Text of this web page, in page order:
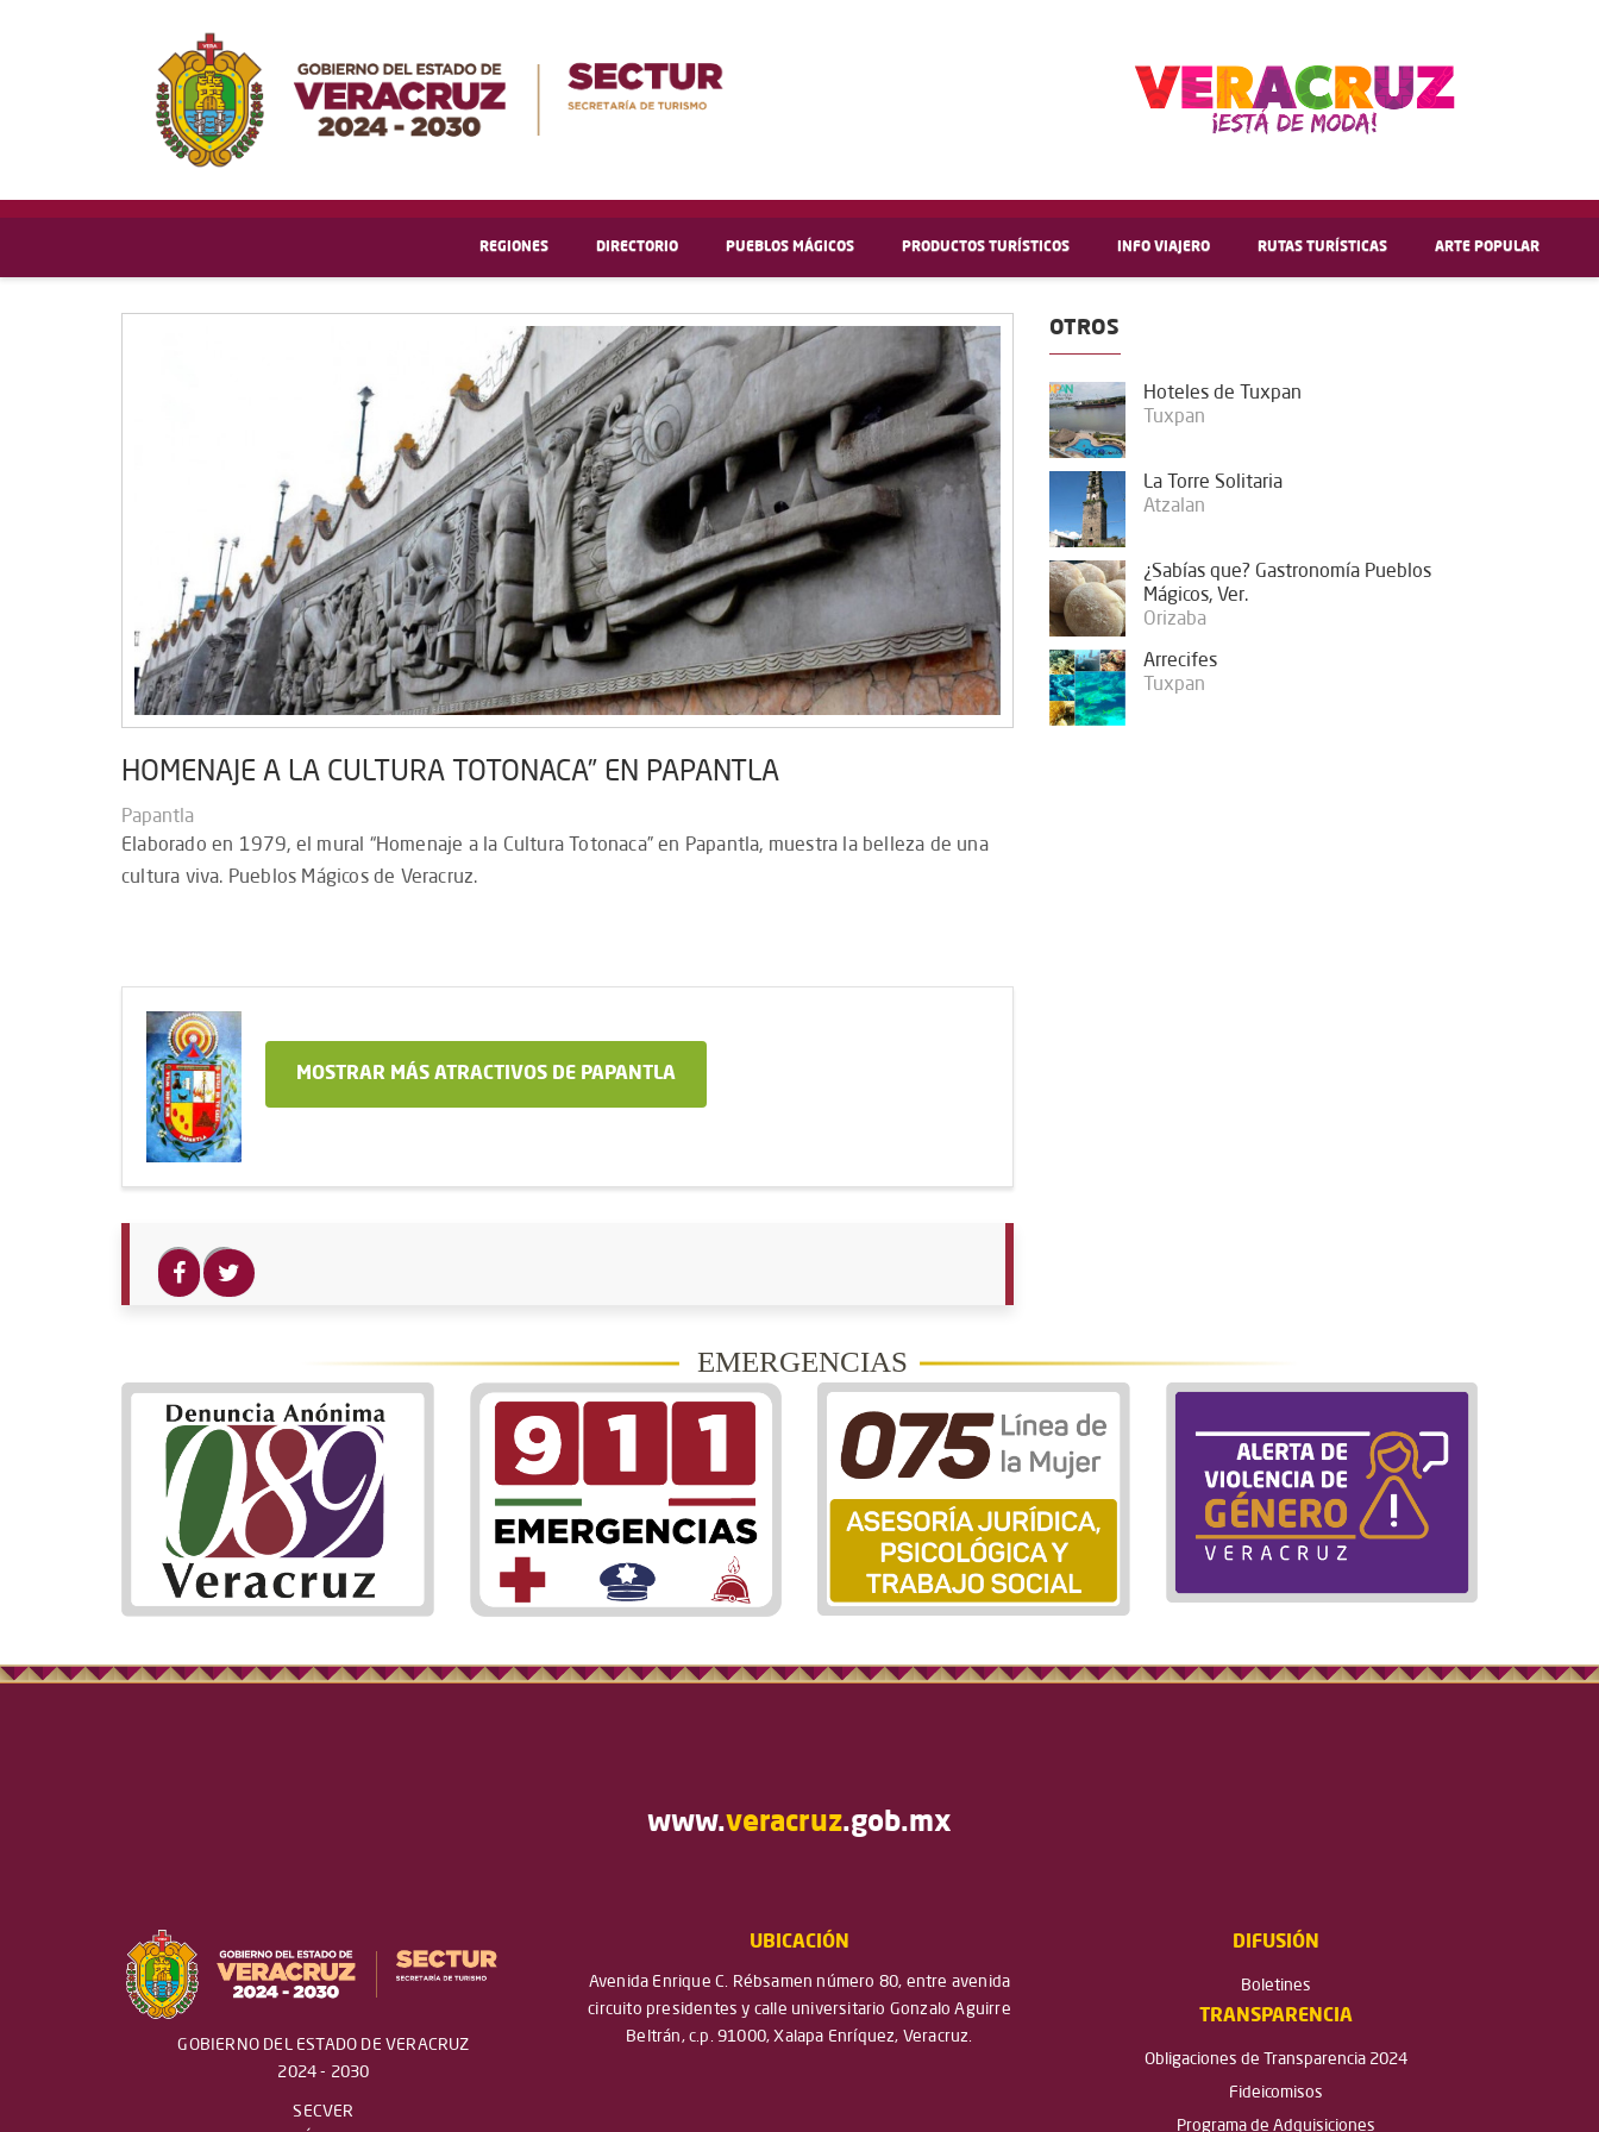
REGIONES DIRECTORIO PUEBLOS MÁGICOS PRODUCTOS TURÍSTICOS INFO VIAJERO RUTAS TURÍSTICAS ARTE POPULAR
HOMENAJE A LA CULTURA TOTONACA” EN PAPANTLA
Papantla
Elaborado en 1979, el mural “Homenaje a la Cultura Totonaca” en Papantla, muestra la belleza de una
cultura viva. Pueblos Mágicos de Veracruz.
MOSTRAR MÁS ATRACTIVOS DE PAPANTLA
OTROS
Hoteles de Tuxpan
Tuxpan
La Torre Solitaria
Atzalan
¿Sabías que? Gastronomía Pueblos
Mágicos, Ver.
Orizaba
Arrecifes
Tuxpan
EMERGENCIAS
www.veracruz.gob.mx
GOBIERNO DEL ESTADO DE VERACRUZ
2024 - 2030
SECVER
UBICACIÓN
Avenida Enrique C. Rébsamen número 80, entre avenida
circuito presidentes y calle universitario Gonzalo Aguirre
Beltrán, c.p. 91000, Xalapa Enríquez, Veracruz.
DIFUSIÓN
Boletines
TRANSPARENCIA
Obligaciones de Transparencia 2024
Fideicomisos
Programa de Adquisiciones